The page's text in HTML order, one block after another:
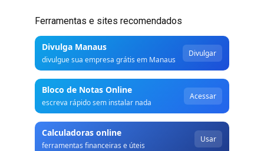
Ferramentas e sites recomendados
Divulga Manaus
divulgue sua empresa grátis em Manaus
Divulgar
Bloco de Notas Online
escreva rápido sem instalar nada
Acessar
Calculadoras online
ferramentas financeiras e úteis
Usar